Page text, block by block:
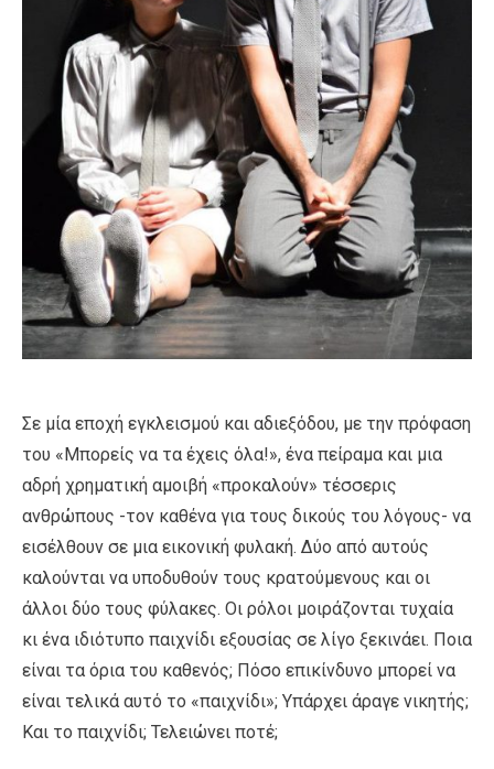
Σε μία εποχή εγκλεισμού και αδιεξόδου, με την πρόφαση
του «Μπορείς να τα έχεις όλα!», ένα πείραμα και μια
αδρή χρηματική αμοιβή «προκαλούν» τέσσερις
ανθρώπους -τον καθένα για τους δικούς του λόγους- να
εισέλθουν σε μια εικονική φυλακή. Δύο από αυτούς
καλούνται να υποδυθούν τους κρατούμενους και οι
άλλοι δύο τους φύλακες. Οι ρόλοι μοιράζονται τυχαία
κι ένα ιδιότυπο παιχνίδι εξουσίας σε λίγο ξεκινάει. Ποια
είναι τα όρια του καθενός; Πόσο επικίνδυνο μπορεί να
είναι τελικά αυτό το «παιχνίδι»; Υπάρχει άραγε νικητής;
Και το παιχνίδι; Τελειώνει ποτέ;